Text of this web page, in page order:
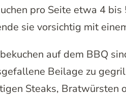
pro Seite etwa 4
sie vorsichtig mit
auf dem BBQ
Beilage zu
Steaks, Bratwürsten